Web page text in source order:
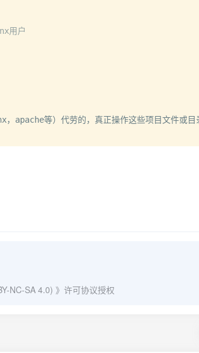
用户
，apache等）代劳的，真正操作这些项目文件
NC-SA 4.0) 》许可协议授权